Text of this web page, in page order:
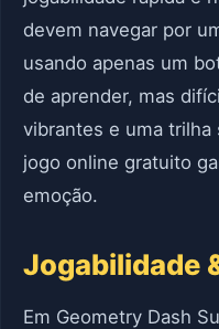
devem navegar por
usando apenas um
de aprender, mas
vibrantes e uma
jogo online gratuito
emoção.
Jogabilidade
Em Geometry Dash